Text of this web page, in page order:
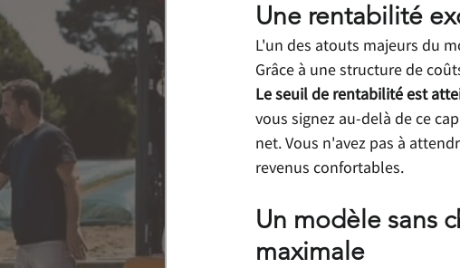
Une rentabilité
L'un des atouts majeurs du
Grâce à une structure de
Le seuil de rentabilité est
vous signez au-delà de ce
net. Vous n'avez pas à
revenus confortables.
Un modèle sans
maximale